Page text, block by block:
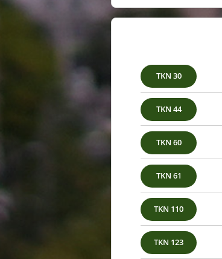
30 TKN
44 TKN
60 TKN
61 TKN
110 TKN
123 TKN